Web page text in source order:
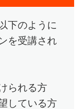
下のように
を受講され
られる方
している方